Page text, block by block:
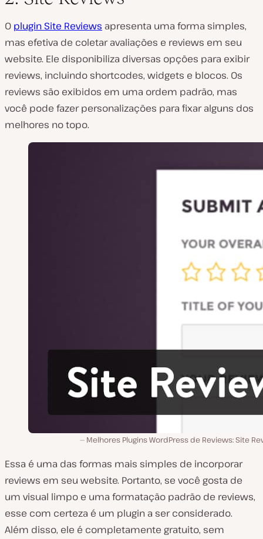
O plugin Site Reviews apresenta uma forma simples,
mas efetiva de coletar avaliações e reviews em seu
website. Ele disponibiliza diversas opções para exibir
reviews, incluindo shortcodes, widgets e blocos. Os
reviews são exibidos em uma ordem padrão, mas
você pode fazer personalizações para fixar alguns dos
melhores no topo.
Melhores Plugins WordPress de Reviews: Site
Essa é uma das formas mais simples de incorporar
reviews em seu website. Portanto, se você gosta de
um visual limpo e uma formatação padrão de reviews,
esse com certeza é um plugin a ser considerado.
Além disso, ele é completamente gratuito, sem